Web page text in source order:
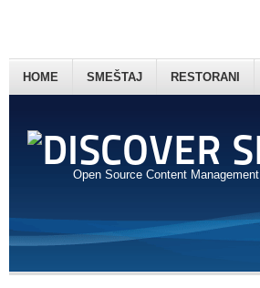
Open Source Content Management
HOME SMEŠTAJ RESTORANI